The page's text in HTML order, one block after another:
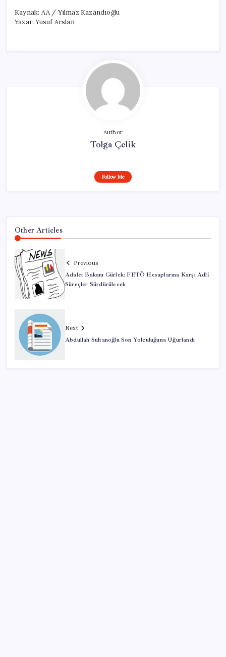
Kaynak: AA / Yılmaz Kazandıoğlu
Yazar: Yusuf Arslan
Author
Tolga Çelik
Follow Me
Other Articles
Previous
Adalet Bakanı Gürlek: FETÖ Hesaplarına Karşı Adli
Süreçler Sürdürülecek
Next
Abdullah Sultanoğlu Son Yolculuğuna Uğurlandı